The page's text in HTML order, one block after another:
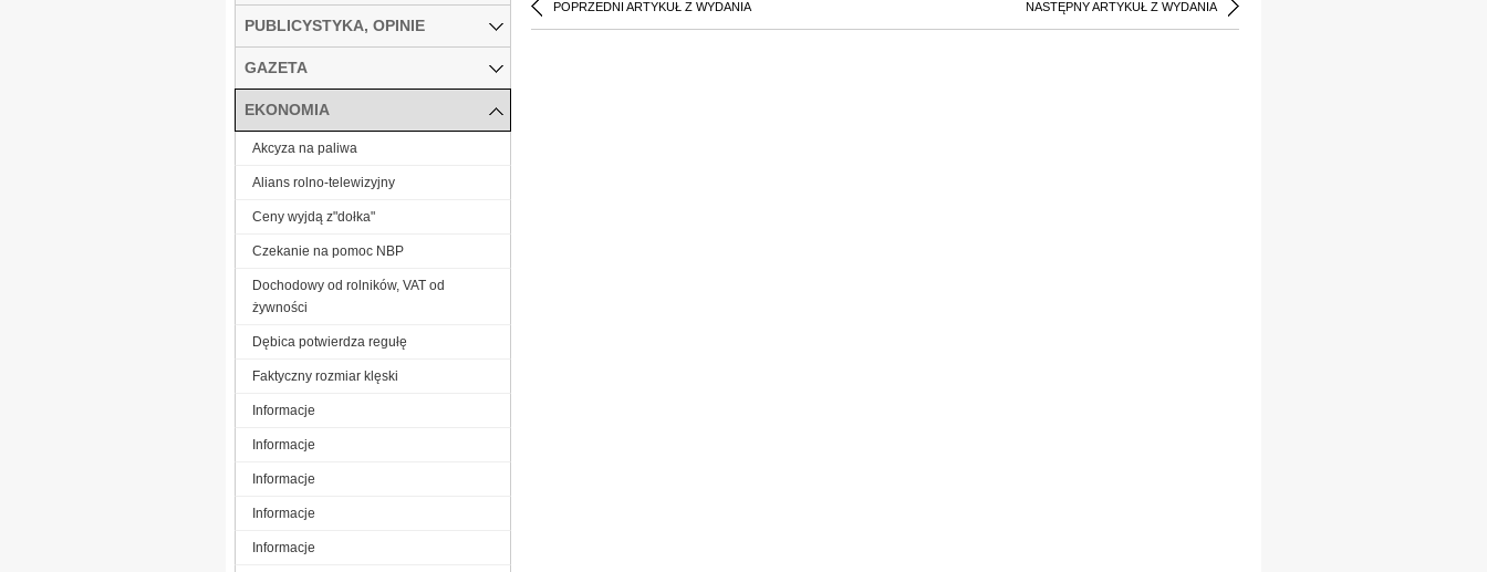
POPRZEDNI ARTYKUŁ Z WYDANIA NASTĘPNY ARTYKUŁ Z WYDANIA
PUBLICYSTYKA, OPINIE
GAZETA
EKONOMIA
Akcyza na paliwa
Alians rolno-telewizyjny
Ceny wyjdą z"dołka"
Czekanie na pomoc NBP
Dochodowy od rolników, VAT od
żywności
Dębica potwierdza regułę
Faktyczny rozmiar klęski
Informacje
Informacje
Informacje
Informacje
Informacje